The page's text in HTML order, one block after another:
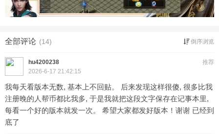
全部评论 (14) 倒序浏览
推荐
hu4200238
2026-6-17 21:42:15
我每天看版本无数, 基本上不回贴。 后来发现这样很傻, 很多比我
注册晚的人帮币都比我多, 于是我就把这段文字保存在记事本里,
每看一个好的版本就发一次。 希望大家都发好版本！谢谢 已经到
底了